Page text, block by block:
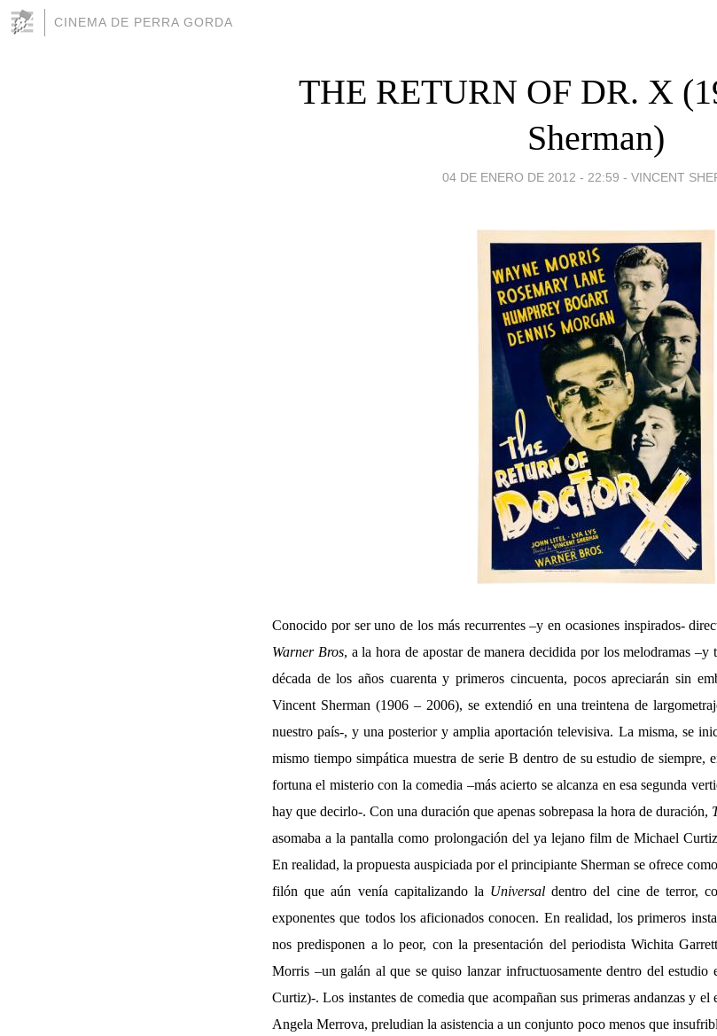
CINEMA DE PERRA GORDA
THE RETURN OF DR. X
Sherman)
04 DE ENERO DE 2012 - 22:59 - VINCENT
Conocido por ser uno de los más recurrentes –y en ocasiones inspirados-
Warner Bros, a la hora de apostar de manera decidida por los melodramas
década de los años cuarenta y primeros cincuenta, pocos apreciarán sin
Vincent Sherman (1906 – 2006), se extendió en una treintena de
nuestro país-, y una posterior y amplia aportación televisiva. La misma, se
mismo tiempo simpática muestra de serie B dentro de su estudio de siempre,
fortuna el misterio con la comedia –más acierto se alcanza en esa segunda
hay que decirlo-. Con una duración que apenas sobrepasa la hora de duración,
asomaba a la pantalla como prolongación del ya lejano film de Michael Curtiz
En realidad, la propuesta auspiciada por el principiante Sherman se ofrece
filón que aún venía capitalizando la Universal dentro del cine de terror,
exponentes que todos los aficionados conocen. En realidad, los primeros
nos predisponen a lo peor, con la presentación del periodista Wichita
Morris –un galán al que se quiso lanzar infructuosamente dentro del estudio
Curtiz)-. Los instantes de comedia que acompañan sus primeras andanzas y
Angela Merrova, preludian la asistencia a un conjunto poco menos que